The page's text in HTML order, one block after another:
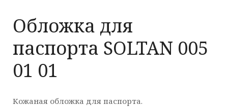
Обложка для
паспорта SOLTAN 005
01 01
Кожаная обложка для паспорта.